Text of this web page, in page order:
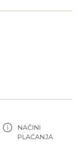
NAČINI
PLAĆANJA